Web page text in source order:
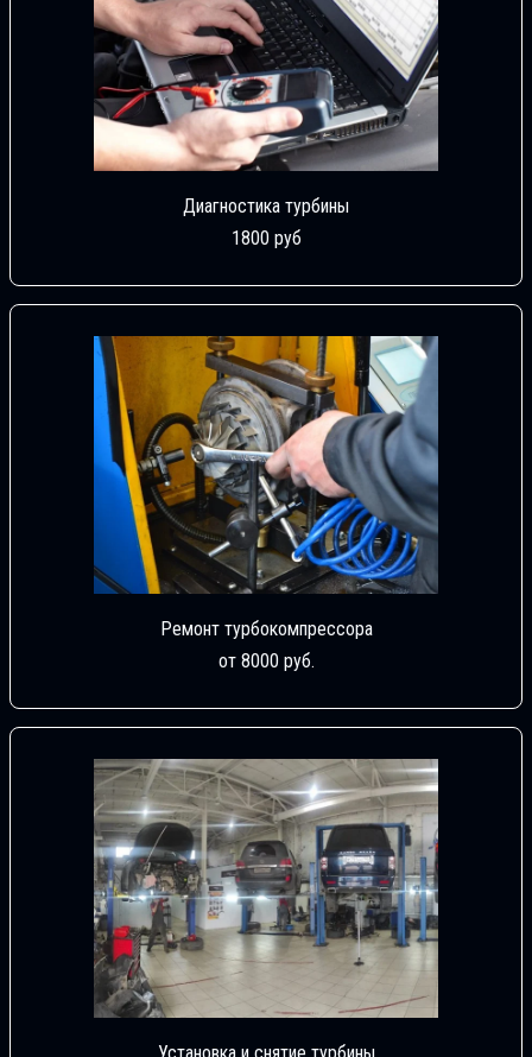
Диагностика турбины
1800 руб
Ремонт турбокомпрессора
от 8000 руб.
Установка и снятие турбины